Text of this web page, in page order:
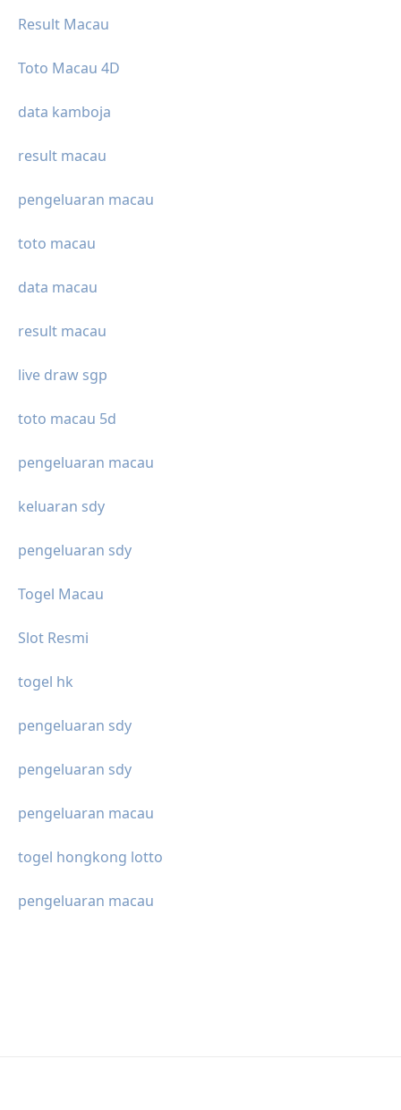
Result Macau
Toto Macau 4D
data kamboja
result macau
pengeluaran macau
toto macau
data macau
result macau
live draw sgp
toto macau 5d
pengeluaran macau
keluaran sdy
pengeluaran sdy
Togel Macau
Slot Resmi
togel hk
pengeluaran sdy
pengeluaran sdy
pengeluaran macau
togel hongkong lotto
pengeluaran macau